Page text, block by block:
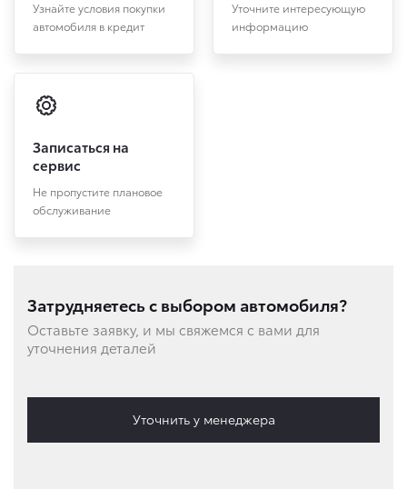
Узнайте условия покупки
автомобиля в кредит
Уточните интересующую
информацию
Записаться на
сервис
Не пропустите плановое
обслуживание
Затрудняетесь с выбором автомобиля?
Оставьте заявку, и мы свяжемся с вами для
уточнения деталей
Уточнить у менеджера